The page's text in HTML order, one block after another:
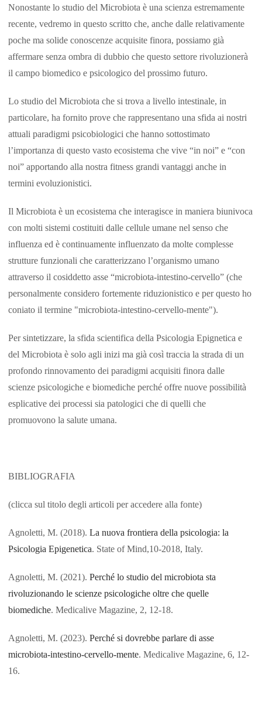
Nonostante lo studio del Microbiota è una scienza estremamente
recente, vedremo in questo scritto che, anche dalle relativamente
poche ma solide conoscenze acquisite finora, possiamo già
affermare senza ombra di dubbio che questo settore rivoluzionerà
il campo biomedico e psicologico del prossimo futuro.
Lo studio del Microbiota che si trova a livello intestinale, in
particolare, ha fornito prove che rappresentano una sfida ai nostri
attuali paradigmi psicobiologici che hanno sottostimato
l’importanza di questo vasto ecosistema che vive “in noi” e “con
noi” apportando alla nostra fitness grandi vantaggi anche in
termini evoluzionistici.
Il Microbiota è un ecosistema che interagisce in maniera biunivoca
con molti sistemi costituiti dalle cellule umane nel senso che
influenza ed è continuamente influenzato da molte complesse
strutture funzionali che caratterizzano l’organismo umano
attraverso il cosiddetto asse “microbiota-intestino-cervello” (che
personalmente considero fortemente riduzionistico e per questo ho
coniato il termine "microbiota-intestino-cervello-mente").
Per sintetizzare, la sfida scientifica della Psicologia Epignetica e
del Microbiota è solo agli inizi ma già così traccia la strada di un
profondo rinnovamento dei paradigmi acquisiti finora dalle
scienze psicologiche e biomediche perché offre nuove possibilità
esplicative dei processi sia patologici che di quelli che
promuovono la salute umana.
BIBLIOGRAFIA
(clicca sul titolo degli articoli per accedere alla fonte)
Agnoletti, M. (2018).La nuova frontiera della psicologia: la
Psicologia Epigenetica. State of Mind,10-2018, Italy.
Agnoletti, M. (2021).Perché lo studio del microbiota sta
rivoluzionando le scienze psicologiche oltre che quelle
biomediche. Medicalive Magazine, 2, 12-18.
Agnoletti, M. (2023).Perché si dovrebbe parlare di asse
microbiota-intestino-cervello-mente. Medicalive Magazine, 6, 12-
16.